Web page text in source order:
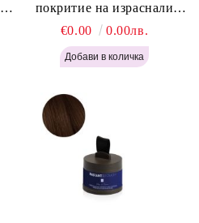
покритие на израснали
корени Светло Кафяво -
Labor Pro Instant Retouch
Powder - Light Brown H644
€0.00 0.00лв.